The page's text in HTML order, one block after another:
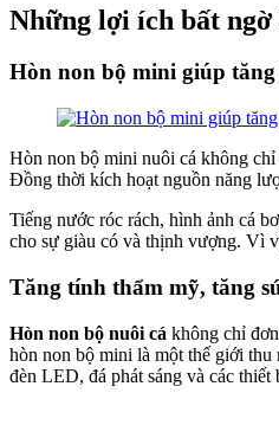
Những lợi ích bất
Hòn non bộ mini giúp
Hòn non bộ mini nuôi cá không
Đồng thời kích hoạt nguồn năng
Tiếng nước róc rách, hình ảnh cá
cho sự giàu có và thịnh vượng. Vì
Tăng tính thẩm mỹ, tăng
Hòn non bộ nuôi cá không chỉ
hòn non bộ mini là một thế giới thu
đèn LED, đá phát sáng và các